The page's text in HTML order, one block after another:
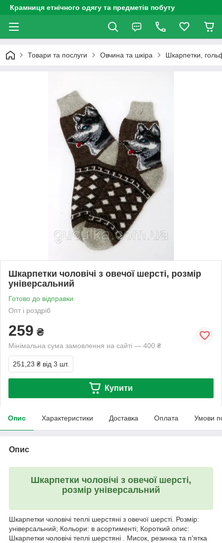
Крамниця етнічного одягу та предметів побуту
Товари та послуги Овчина та шкіра Шкарпетки,
Шкарпетки чоловічі з овечої шерсті, розмір
універсальний
Готово до відправки
Опт і роздріб
259 ₴
Мінімальна сума замовлення на сайті — 400 ₴
251,23 ₴ від 3 шт.
Купити
Опис Характеристики Доставка Оплата Умови
Опис
Шкарпетки чоловічі з овечої шерсті,
розмір універсальний
Шкарпетки чоловічі теплі шерстяні з овечої шерсті. Розмір:
універсальний; Кольори: в асортименті; Короткий опис:
Шкарпетки чоловічі теплі шерстяні . Мисок, резинка та п'ятка